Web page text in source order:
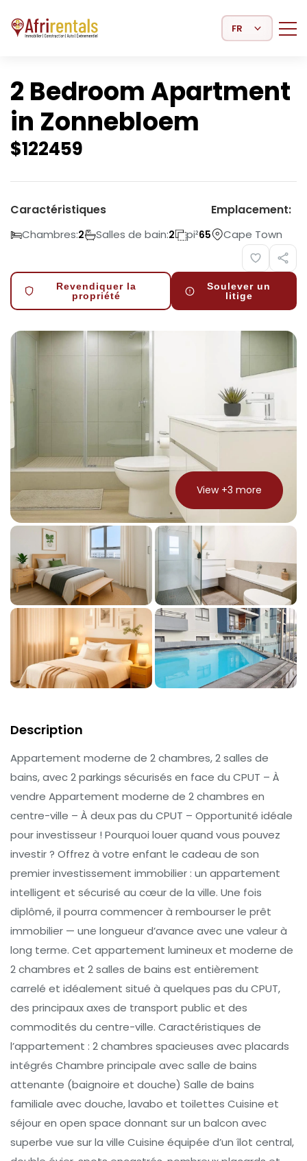
Select Language
2 Bedroom Apartment
in Zonnebloem
$122459
Caractéristiques
Chambres:2 Salles de bain:2 pi²65
Emplacement:
Cape Town
Revendiquer la
propriété
Soulever un
litige
View +3 more
Description
Appartement moderne de 2 chambres, 2 salles de
bains, avec 2 parkings sécurisés en face du CPUT – À
vendre Appartement moderne de 2 chambres en
centre-ville – À deux pas du CPUT – Opportunité idéale
pour investisseur ! Pourquoi louer quand vous pouvez
investir ? Offrez à votre enfant le cadeau de son
premier investissement immobilier : un appartement
intelligent et sécurisé au cœur de la ville. Une fois
diplômé, il pourra commencer à rembourser le prêt
immobilier — une longueur d’avance avec une valeur à
long terme. Cet appartement lumineux et moderne de
2 chambres et 2 salles de bains est entièrement
carrelé et idéalement situé à quelques pas du CPUT,
des principaux axes de transport public et des
commodités du centre-ville. Caractéristiques de
l’appartement : 2 chambres spacieuses avec placards
intégrés Chambre principale avec salle de bains
attenante (baignoire et douche) Salle de bains
familiale avec douche, lavabo et toilettes Cuisine et
séjour en open space donnant sur un balcon avec
superbe vue sur la ville Cuisine équipée d’un îlot central,